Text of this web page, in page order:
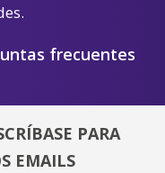
frecuentes
PARA
EMAILS